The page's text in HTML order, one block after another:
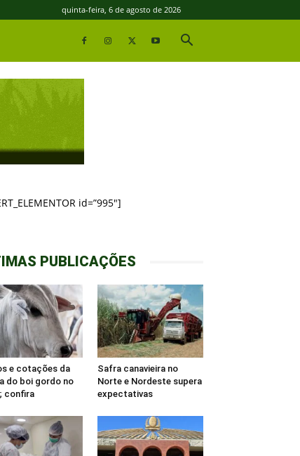
quinta-feira, 6 de agosto de 2026
id=”995″]
PUBLICAÇÕES
e cotações da
do boi gordo no
confira
Safra canavieira no
Norte e Nordeste supera
expectativas